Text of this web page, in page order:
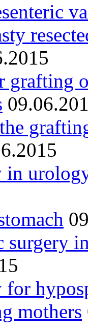
grafting
in
surgery
for
mothers